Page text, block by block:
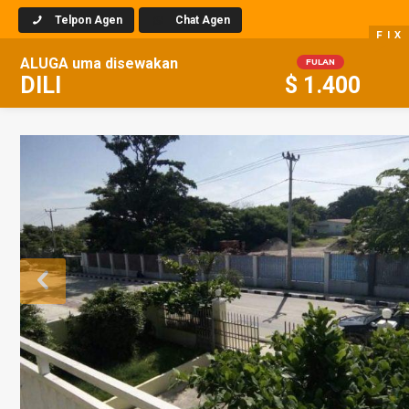
Telpon Agen Chat Agen
ALUGA uma disewakan
DILI
F I X
FULAN
$ 1.400